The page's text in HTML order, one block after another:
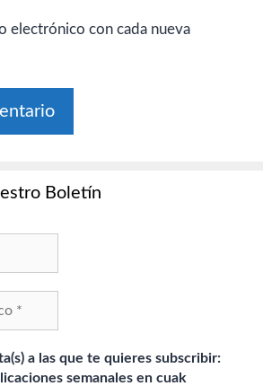
electrónico con cada nueva
Boletín
a las que te quieres subscribir:
semanales en cuak